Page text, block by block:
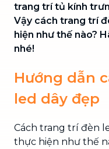
trang trí tủ kính
Vậy cách trang trí
hiện như thế nào?
nhé!
Hướng dẫn
led dây đẹp
Cách trang trí đèn
thực hiện như thế